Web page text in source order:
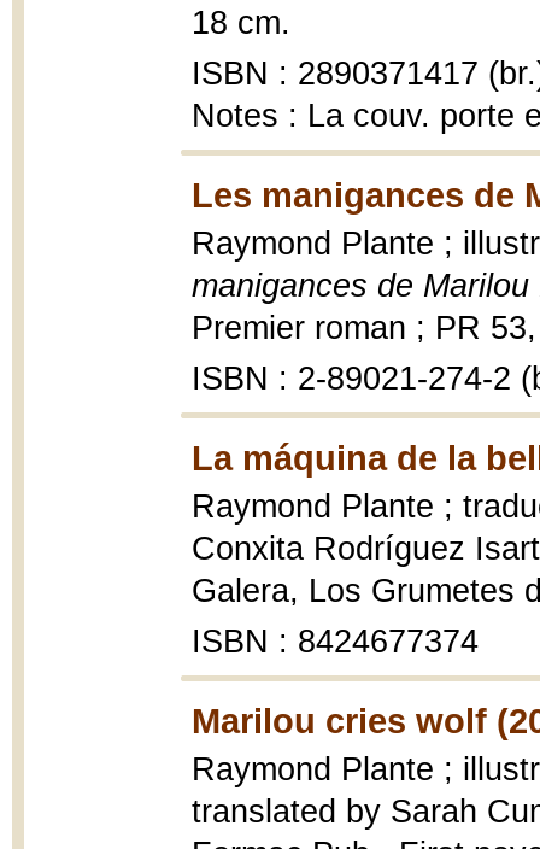
18 cm.
ISBN : 2890371417
Notes : La couv. porte
Les manigances de
Raymond Plante ;
manigances de Marilou
Premier roman ; PR
ISBN : 2-89021-274-2
La máquina de la
Raymond Plante ;
Conxita Rodríguez
Galera, Los Grumetes
ISBN : 8424677374
Marilou cries wolf
Raymond Plante ;
translated by Sarah